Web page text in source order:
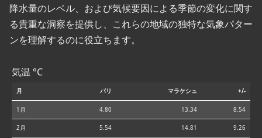
降水量のレベル、および気候要因による季節の変化に関す
る貴重な洞察を提供し、これらの地域の独特な気象パター
ンを理解するのに役立ちます。
気温 °C
月 パリ マラケシュ +/-
1月 4.80 13.34 8.54
2月 5.54 14.81 9.26